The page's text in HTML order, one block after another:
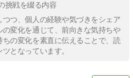
挑戦を綴る内容
つ、個人の経験や気づきをシェア
変化を通じて、前向きな気持ちや
の変化を素直に伝えることで、読
となっています。